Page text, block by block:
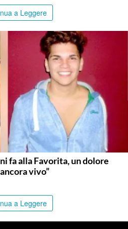
a Leggere
fa alla Favorita, un dolore
vivo”
a Leggere